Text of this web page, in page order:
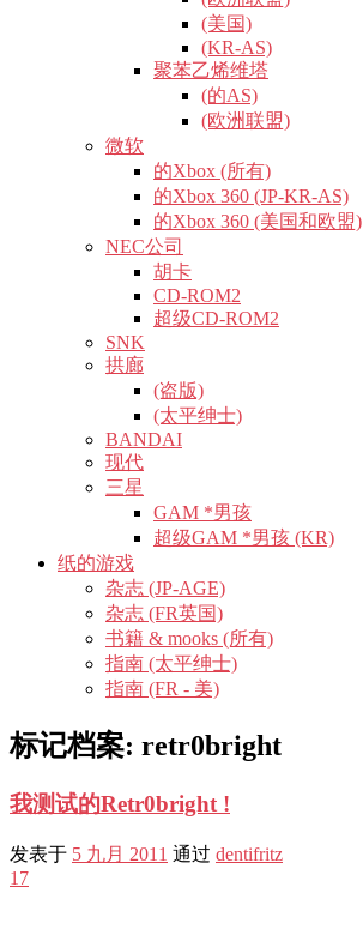
(美国)
(KR-AS)
聚苯乙烯维塔
(的AS)
(欧洲联盟)
微软
的Xbox (所有)
的Xbox 360 (JP-KR-AS)
的Xbox 360 (美国和欧盟)
NEC公司
胡卡
CD-ROM2
超级CD-ROM2
SNK
拱廊
(盗版)
(太平绅士)
BANDAI
现代
三星
GAM *男孩
超级GAM *男孩 (KR)
纸的游戏
杂志 (JP-AGE)
杂志 (FR英国)
书籍 & mooks (所有)
指南 (太平绅士)
指南 (FR - 美)
标记档案: retr0bright
我测试的Retr0bright !
发表于 5 九月 2011 通过 dentifritz
17